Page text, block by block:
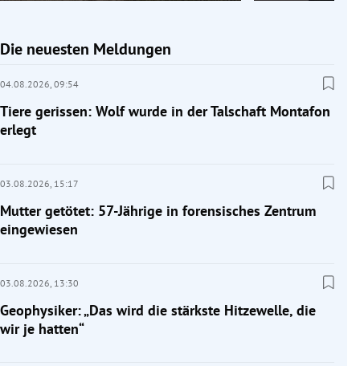
Die neuesten Meldungen
04.08.2026, 09:54
Tiere gerissen: Wolf wurde in der Talschaft Montafon
erlegt
03.08.2026, 15:17
Mutter getötet: 57-Jährige in forensisches Zentrum
eingewiesen
03.08.2026, 13:30
Geophysiker: „Das wird die stärkste Hitzewelle, die
wir je hatten“